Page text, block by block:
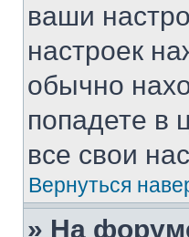
ваши
настроек
обычно
попадете в
все свои
Вернуться
» На